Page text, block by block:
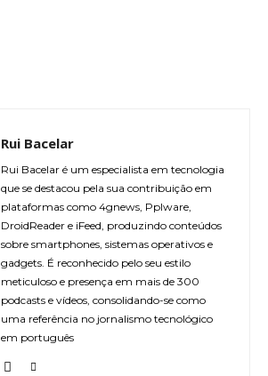
Rui Bacelar
Rui Bacelar é um especialista em tecnologia
que se destacou pela sua contribuição em
plataformas como 4gnews, Pplware,
DroidReader e iFeed, produzindo conteúdos
sobre smartphones, sistemas operativos e
gadgets. É reconhecido pelo seu estilo
meticuloso e presença em mais de 300
podcasts e vídeos, consolidando-se como
uma referência no jornalismo tecnológico
em português